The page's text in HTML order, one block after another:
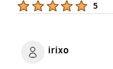
5
irixo